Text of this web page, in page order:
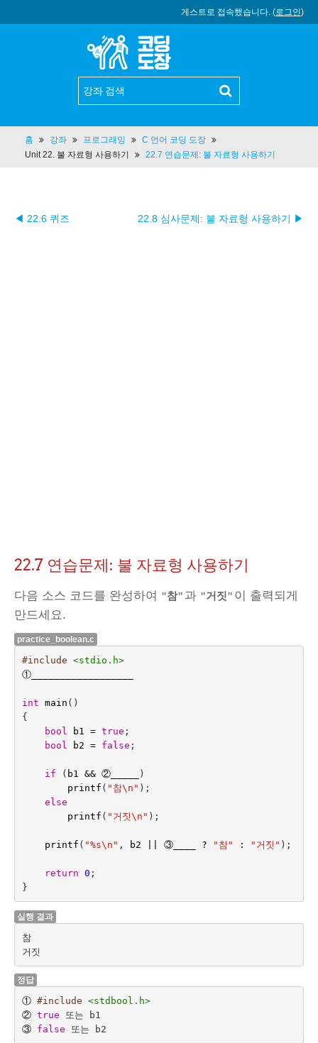
게스트로 접속했습니다. (로그인)
홈 강좌 프로그래밍
C 언어 코딩 도장
Unit 22. 불 자료형 사용하기
22.7 연습문제: 불 자료형 사용하기
◀ 22.6 퀴즈 22.8 심사문제: 불 자료형 사용하기 ▶︎
22.7 연습문제: 불 자료형 사용하기
다음 소스 코드를 완성하여 "참" 과 "거짓" 이 출력되게
만드세요.
practice_boolean.c
#include <stdio.h>
①__________________
int main ()
{
bool
b1 = true ;
bool
b2 = false ;
if ( b1 && ②_____
)
printf ( "참\n " );
else
printf ( "거짓\n " );
printf ( "%s\n " , b2 ③____ ? "참" : "거짓" );
return 0 ;
}
실행 결과
참
정답
① #include <stdbool.h>
② true
③
false